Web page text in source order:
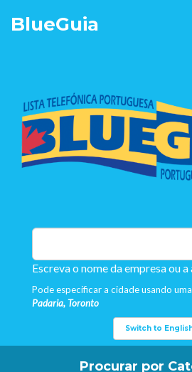
BlueGuia
Escreva o nome da empresa ou
Pode especificar a cidade usando
Padaria, Toronto
Switch to
Procurar por